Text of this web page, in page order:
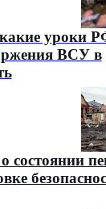
уроки
ВСУ в
состоянии